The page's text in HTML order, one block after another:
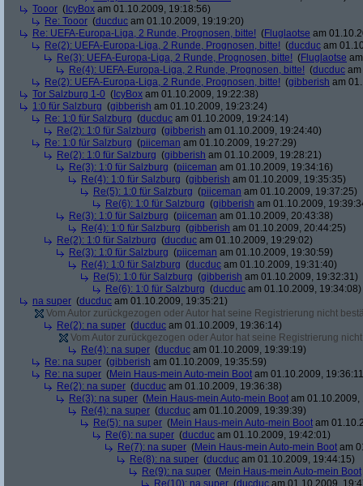
Tooor ( IcyBox am 01.10.2009, 19:18:56)
Re: Tooor (ducduc am 01.10.2009, 19:19:20)
Re: UEFA-Europa-Liga, 2 Runde, Prognosen, bitte! (Fluglaotse am
Re(2): UEFA-Europa-Liga, 2 Runde, Prognosen, bitte! (ducduc am
Re(3): UEFA-Europa-Liga, 2 Runde, Prognosen, bitte! (Fluglaotse
Re(4): UEFA-Europa-Liga, 2 Runde, Prognosen, bitte! (ducduc
Re(2): UEFA-Europa-Liga, 2 Runde, Prognosen, bitte! (gibberish am
Tor Salzburg 1-0 ( IcyBox am 01.10.2009, 19:22:38)
1:0 für Salzburg (gibberish am 01.10.2009, 19:23:24)
Re: 1:0 für Salzburg (ducduc am 01.10.2009, 19:24:14)
Re(2): 1:0 für Salzburg (gibberish am 01.10.2009, 19:24:40)
Re: 1:0 für Salzburg (piiceman am 01.10.2009, 19:27:29)
Re(2): 1:0 für Salzburg (gibberish am 01.10.2009, 19:28:21)
Re(3): 1:0 für Salzburg (piiceman am 01.10.2009, 19:34:16)
Re(4): 1:0 für Salzburg (gibberish am 01.10.2009, 19:35:35)
Re(5): 1:0 für Salzburg (piiceman am 01.10.2009, 19:37:25)
Re(6): 1:0 für Salzburg (gibberish am 01.10.2009,
Re(3): 1:0 für Salzburg (piiceman am 01.10.2009, 20:43:38)
Re(4): 1:0 für Salzburg (gibberish am 01.10.2009, 20:44:25)
Re(2): 1:0 für Salzburg (ducduc am 01.10.2009, 19:29:02)
Re(3): 1:0 für Salzburg (piiceman am 01.10.2009, 19:30:59)
Re(4): 1:0 für Salzburg (ducduc am 01.10.2009, 19:31:40)
Re(5): 1:0 für Salzburg (gibberish am 01.10.2009, 19:32:31)
Re(6): 1:0 für Salzburg (ducduc am 01.10.2009, 19:34:08)
na super (ducduc am 01.10.2009, 19:35:21)
Vom Autor zurückgezogen oder Autor hat seine Registrierung nicht
Re(2): na super (ducduc am 01.10.2009, 19:36:14)
Vom Autor zurückgezogen oder Autor hat seine Registrierung
Re(4): na super (ducduc am 01.10.2009, 19:39:19)
Re: na super (gibberish am 01.10.2009, 19:35:59)
Re: na super (Mein Haus-mein Auto-mein Boot am 01.10.2009,
Re(2): na super (ducduc am 01.10.2009, 19:36:38)
Re(3): na super (Mein Haus-mein Auto-mein Boot am 01.10.2009,
Re(4): na super (ducduc am 01.10.2009, 19:39:39)
Re(5): na super (Mein Haus-mein Auto-mein Boot am
Re(6): na super (ducduc am 01.10.2009, 19:42:01)
Re(7): na super (Mein Haus-mein Auto-mein Boot am
Re(8): na super (ducduc am 01.10.2009, 19:44:15)
Re(9): na super (Mein Haus-mein Auto-mein Boot
Re(10): na super (ducduc am 01.10.2009,